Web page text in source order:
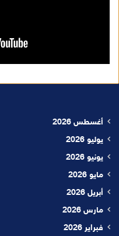
أغسطس 2026
يوليو 2026
يونيو 2026
مايو 2026
أبريل 2026
مارس 2026
فبراير 2026